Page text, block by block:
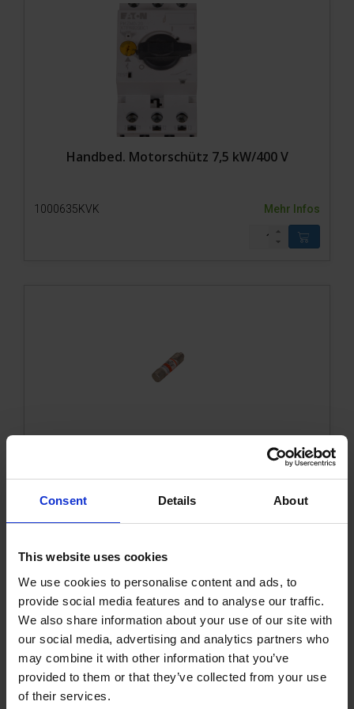
Consent Details About
This website uses cookies
We use cookies to personalise content and ads, to
provide social media features and to analyse our traffic.
We also share information about your use of our site with
our social media, advertising and analytics partners who
may combine it with other information that you’ve
provided to them or that they’ve collected from your use
of their services.
Handbed. Motorschütz 7,5 kW/400 V
1000635KVK Mehr Infos
Sicherung UL 04A LP-CC canada
1000889KVK Mehr Infos